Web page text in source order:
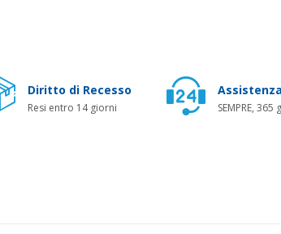
Diritto di Recesso
Resi entro 14 giorni SEMPRE, 365